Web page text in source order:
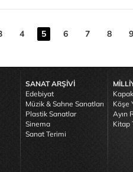
4 5 6 7 8 9
SANAT ARŞİVİ
Edebiyat
Müzik & Sahne Sanatları
Plastik Sanatlar
Sinema
Sanat Terimi
Köşe
Ayın
Kitap